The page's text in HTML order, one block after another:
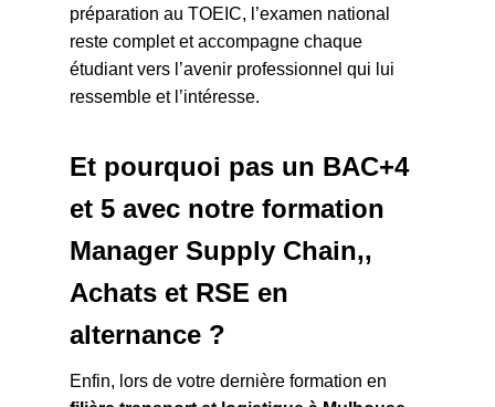
préparation au TOEIC, l’examen national
reste complet et accompagne chaque
étudiant vers l’avenir professionnel qui lui
ressemble et l’intéresse.
Et pourquoi pas un BAC+4
et 5 avec notre formation
Manager Supply Chain,,
Achats et RSE en
alternance?
Enfin, lors de votre dernière formation en